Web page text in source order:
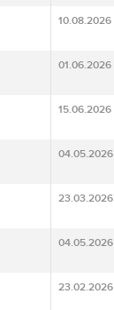
10.08.2026
01.06.2026
15.06.2026
04.05.2026
23.03.2026
04.05.2026
23.02.2026